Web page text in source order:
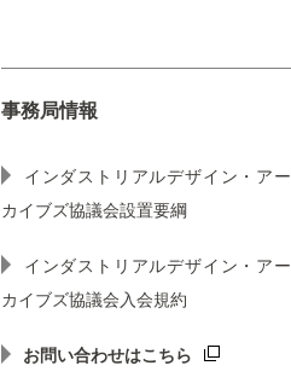
事務局情報
インダストリアルデザイン・アー
カイブズ協議会設置要綱
インダストリアルデザイン・アー
カイブズ協議会入会規約
お問い合わせはこちら